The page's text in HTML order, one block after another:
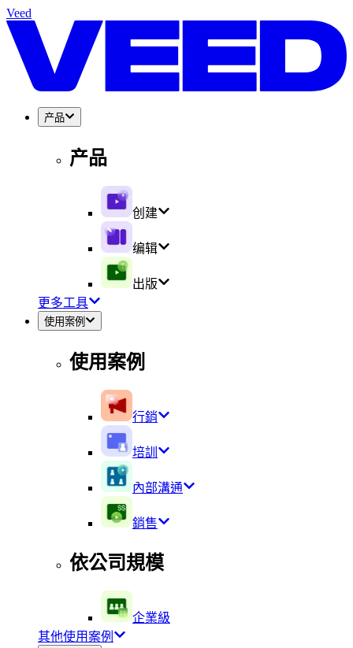
Veed
产品
产品
创建
编辑
出版
更多工具
使用案例
使用案例
行銷
培訓
內部溝通
銷售
依公司規模
企業級
其他使用案例